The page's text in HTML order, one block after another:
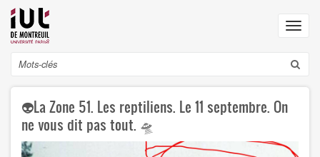
Aller
au
contenu
principal
Search
👽La Zone 51. Les reptiliens. Le 11 septembre. On
ne vous dit pas tout. 🛸